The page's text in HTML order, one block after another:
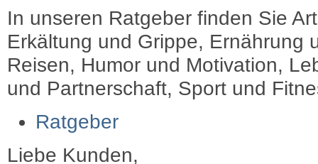
In unseren Ratgeber finden Sie
Erkältung und Grippe, Ernährung
Reisen, Humor und Motivation,
und Partnerschaft, Sport und
Ratgeber
Liebe Kunden,